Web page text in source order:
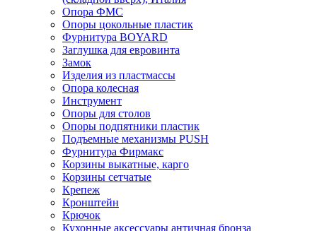
Опора ФМС
Опоры цокольные пластик
Фурнитура BOYARD
Заглушка для евровинта
Замок
Изделия из пластмассы
Опора колесная
Инструмент
Опоры для столов
Опоры подпятники пластик
Подъемные механизмы PUSH
Фурнитура Фирмакс
Корзины выкатные, карго
Корзины сетчатые
Крепеж
Кронштейн
Крючок
Кухонные аксессуары античная бронза